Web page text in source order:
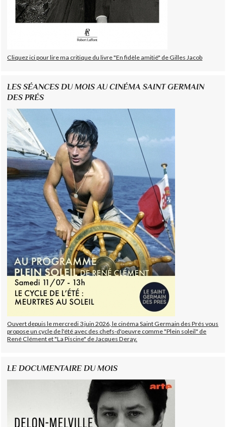
Cliquez ici pour lire ma critique du livre "En fidèle amitié" de Gilles Jacob
LES SÉANCES DU MOIS AU CINÉMA SAINT GERMAIN
DES PRÉS
Ouvert depuis le mercredi 3 juin 2026, le cinéma Saint Germain des Prés vous
propose un cycle de l'été avec des chefs-d'oeuvre comme "Plein soleil" de
René Clément et "La Piscine" de Jacques Deray.
LE DOCUMENTAIRE DU MOIS